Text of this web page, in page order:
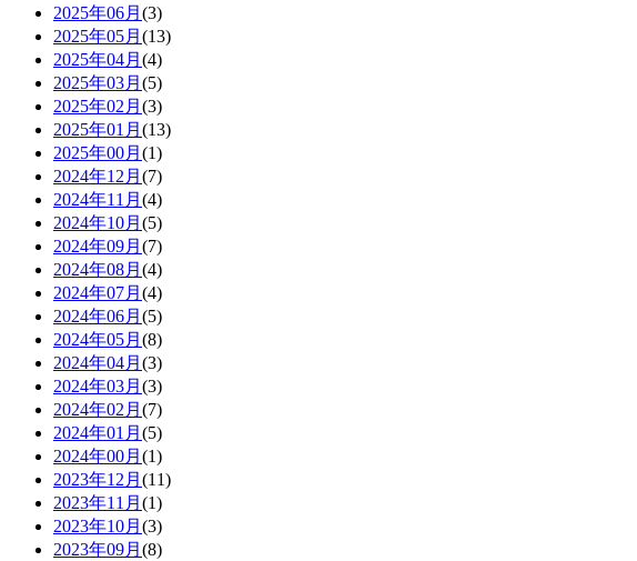
2025年06月 (3)
2025年05月 (13)
2025年04月 (4)
2025年03月 (5)
2025年02月 (3)
2025年01月 (13)
2025年00月 (1)
2024年12月 (7)
2024年11月 (4)
2024年10月 (5)
2024年09月 (7)
2024年08月 (4)
2024年07月 (4)
2024年06月 (5)
2024年05月 (8)
2024年04月 (3)
2024年03月 (3)
2024年02月 (7)
2024年01月 (5)
2024年00月 (1)
2023年12月 (11)
2023年11月 (1)
2023年10月 (3)
2023年09月 (8)